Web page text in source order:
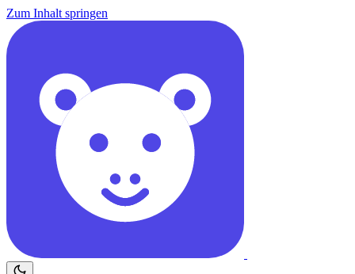
Zum Inhalt springen